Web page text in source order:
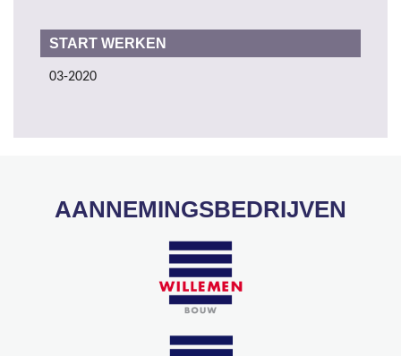
START WERKEN
03-2020
AANNEMINGSBEDRIJVEN